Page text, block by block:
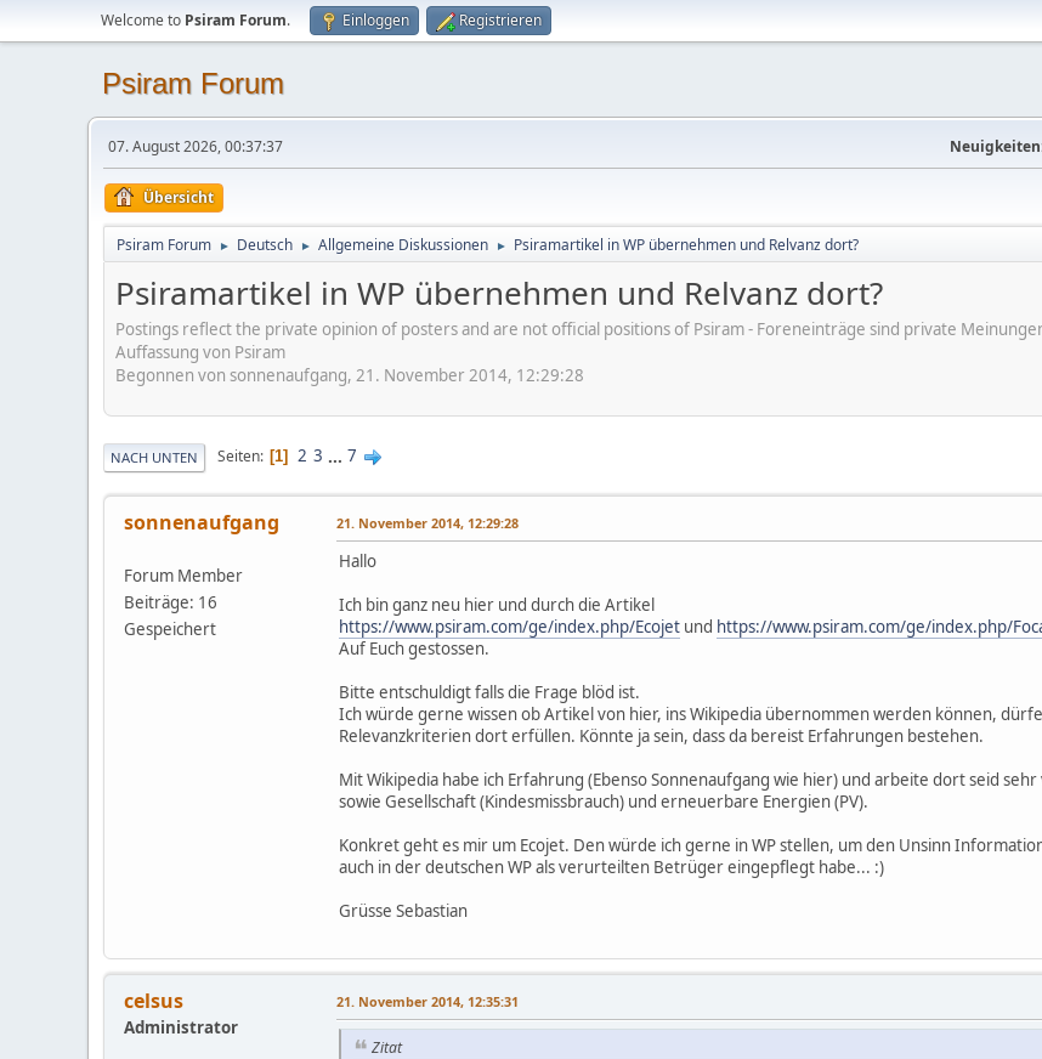
Welcome to Psiram Forum. Einloggen Registrieren
Psiram Forum
07. August 2026, 00:37:37
Übersicht
Psiram Forum ► Deutsch ► Allgemeine Diskussionen ► Psiramartikel in WP übernehmen und Relvanz dort?
Psiramartikel in WP übernehmen und Relvanz dort?
Postings reflect the private opinion of posters and are not official positions of Psiram - Foreneinträge sind private
Auffassung von Psiram
Begonnen von sonnenaufgang, 21. November 2014, 12:29:28
NACH UNTEN Seiten 1 2 3 ... 7
sonnenaufgang
Forum Member
Beiträge: 16
Gespeichert
21. November 2014, 12:29:28
Hallo
Ich bin ganz neu hier und durch die Artikel
https://www.psiram.com/ge/index.php/Ecojet und https://www.psiram.com/ge/index.php/
Auf Euch gestossen.
Bitte entschuldigt falls die Frage blöd ist.
Ich würde gerne wissen ob Artikel von hier, ins Wikipedia übernommen werden können,
Relevanzkriterien dort erfüllen. Könnte ja sein, dass da bereist Erfahrungen bestehen.
Mit Wikipedia habe ich Erfahrung (Ebenso Sonnenaufgang wie hier) und arbeite dort seid
sowie Gesellschaft (Kindesmissbrauch) und erneuerbare Energien (PV).
Konkret geht es mir um Ecojet. Den würde ich gerne in WP stellen, um den Unsinn
auch in der deutschen WP als verurteilten Betrüger eingepflegt habe... :)
Grüsse Sebastian
celsus
Administrator
21. November 2014, 12:35:31
Zitat